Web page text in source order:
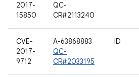
2017-
15850
QC-
CR#2113240
CVE-
2017-
9712
A-63868883
QC-
CR#2033195
ID